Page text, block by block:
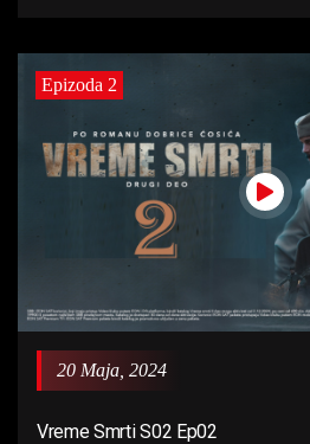
Epizoda 2
20 Maja, 2024
Vreme Smrti S02 Ep02